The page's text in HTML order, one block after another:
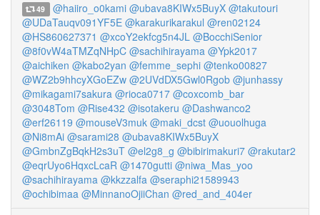
49 @haiiro_o0kami @ubava8KIWx5BuyX @takutouri
@UDaTauqv091YF5E @karakurikarakul @ren02124
@HS860627371 @xcoY2ekfcg5n4JL @BocchiSenior
@8f0vW4aTMZqNHpC @sachihirayama @Ypk2017
@aichiken @kabo2yan @femme_sephi @tenko00827
@WZ2b9hhcyXGoEZw @2UVdDX5Gwl0Rgob @junhassy
@mikagami7sakura @rioca0717 @coxcomb_bar
@3048Tom @Rise432 @isotakeru @Dashwanco2
@erf26119 @mouseV3muk @maki_dcst @uouolhuga
@Ni8mAi @sarami28 @ubava8KIWx5BuyX
@GmbnZgBqkH2s3uT @el2g8_g @bibirimakuri7 @rakutar2
@eqrUyo6HqxcLcaR @1470gutti @niwa_Mas_yoo
@sachihirayama @kkzzalfa @seraphi21589943
@ochibimaa @MinnanoOjiiChan @red_and_404er